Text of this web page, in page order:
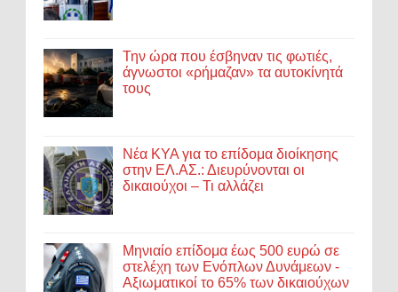
Την ώρα που έσβηναν τις φωτιές,
άγνωστοι «ρήμαζαν» τα αυτοκίνητά
τους
Νέα ΚΥΑ για το επίδομα διοίκησης
στην ΕΛ.ΑΣ.: Διευρύνονται οι
δικαιούχοι – Τι αλλάζει
Μηνιαίο επίδομα έως 500 ευρώ σε
στελέχη των Ενόπλων Δυνάμεων -
Αξιωματικοί το 65% των δικαιούχων